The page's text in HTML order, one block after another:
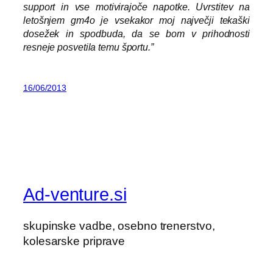
support in vse motivirajoče napotke. Uvrstitev na
letošnjem gm4o je vsekakor moj največji tekaški
dosežek in spodbuda, da se bom v prihodnosti
resneje posvetila temu športu.”
16/06/2013
Ad-venture.si
skupinske vadbe, osebno trenerstvo,
kolesarske priprave